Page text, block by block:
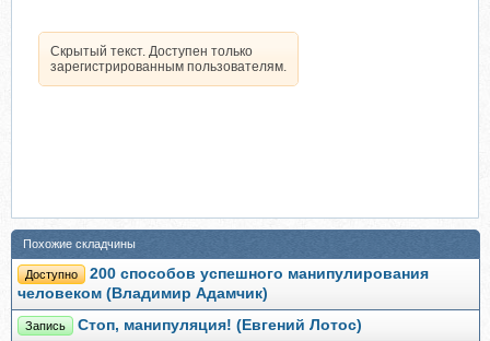
Скрытый текст. Доступен только
зарегистрированным пользователям.
Похожие складчины
Доступно
200 способов успешного манипулирования
человеком (Владимир Адамчик)
Запись Стоп, манипуляция! (Евгений Лотос)